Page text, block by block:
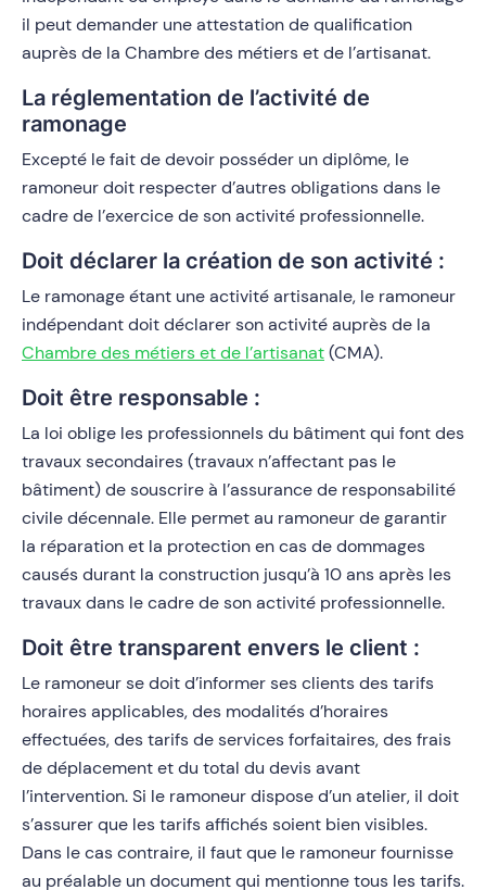
il peut demander une attestation de qualification
auprès de la Chambre des métiers et de l’artisanat.
La réglementation de l’activité de
ramonage
Excepté le fait de devoir posséder un diplôme, le
ramoneur doit respecter d’autres obligations dans le
cadre de l’exercice de son activité professionnelle.
Doit déclarer la création de son activité :
Le ramonage étant une activité artisanale, le ramoneur
indépendant doit déclarer son activité auprès de la
Chambre des métiers et de l’artisanat(CMA).
Doit être responsable :
La loi oblige les professionnels du bâtiment qui font des
travaux secondaires (travaux n’affectant pas le
bâtiment) de souscrire à l’assurance de responsabilité
civile décennale. Elle permet au ramoneur de garantir
la réparation et la protection en cas de dommages
causés durant la construction jusqu’à 10 ans après les
travaux dans le cadre de son activité professionnelle.
Doit être transparent envers le client :
Le ramoneur se doit d’informer ses clients des tarifs
horaires applicables, des modalités d’horaires
effectuées, des tarifs de services forfaitaires, des frais
de déplacement et du total du devis avant
l’intervention. Si le ramoneur dispose d’un atelier, il doit
s’assurer que les tarifs affichés soient bien visibles.
Dans le cas contraire, il faut que le ramoneur fournisse
au préalable un document qui mentionne tous les tarifs.